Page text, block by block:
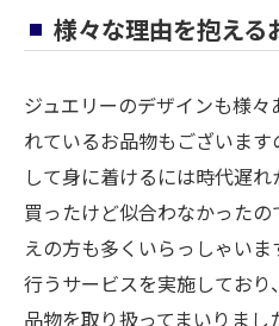
様々な理由を抱える
ジュエリーのデザインも様
れているお品物もございま
して身に着けるには時代遅
買ったけど似合わなかった
えの方も多くいらっしゃい
行うサービスを実施してお
品物を取り扱ってまいりま